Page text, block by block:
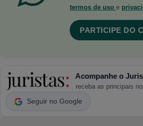
termos de uso e
PARTICIPE DO
Acompanhe o
receba as principais
Seguir no Google